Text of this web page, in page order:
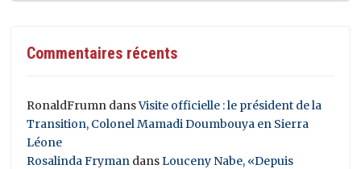
Commentaires récents
RonaldFrumn dansVisite officielle : le président de la
Transition, Colonel Mamadi Doumbouya en Sierra
Léone
Rosalinda Fryman dansLouceny Nabe, «Depuis